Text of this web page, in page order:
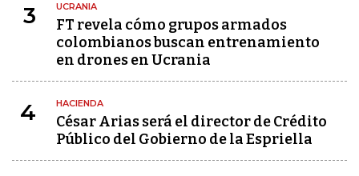
3 UCRANIA
FT revela cómo grupos armados
colombianos buscan entrenamiento
en drones en Ucrania
4 HACIENDA
César Arias será el director de Crédito
Público del Gobierno de la Espriella